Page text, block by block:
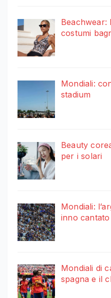
Beachwear:
costumi
Mondiali:
stadium
Beauty
per i solari
Mondiali:
inno cantato
Mondiali di
spagna e il